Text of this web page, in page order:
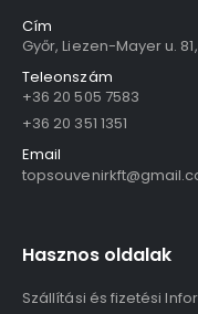
Cím
Győr, Liezen-Mayer u.
Teleonszám
+36 20 505 7583
+36 20 351 1351
Email
Hasznos oldalak
Szállítási és fizetési